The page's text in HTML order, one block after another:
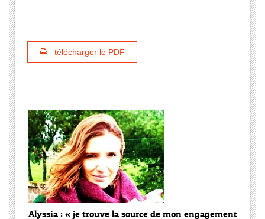
télécharger le PDF
Alyssia : « je trouve la source de mon engagement